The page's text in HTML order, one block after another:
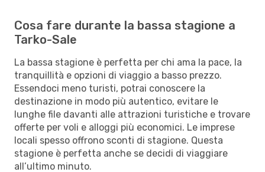
Cosa fare durante la bassa stagione a
Tarko-Sale
La bassa stagione è perfetta per chi ama la pace, la
tranquillità e opzioni di viaggio a basso prezzo.
Essendoci meno turisti, potrai conoscere la
destinazione in modo più autentico, evitare le
lunghe file davanti alle attrazioni turistiche e trovare
offerte per voli e alloggi più economici. Le imprese
locali spesso offrono sconti di stagione. Questa
stagione è perfetta anche se decidi di viaggiare
all’ultimo minuto.